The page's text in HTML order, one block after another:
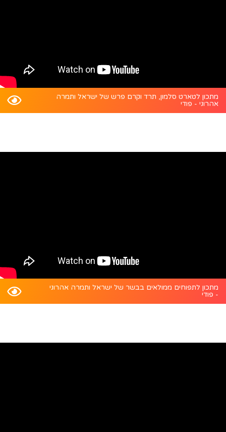
מתכון לטארט סלמון, תרד וקרם פרש של ישראל ותמרה
אהרוני - פודי
מתכון לתפוחים ממולאים בבשר של ישראל ותמרה אהרוני
- פודי